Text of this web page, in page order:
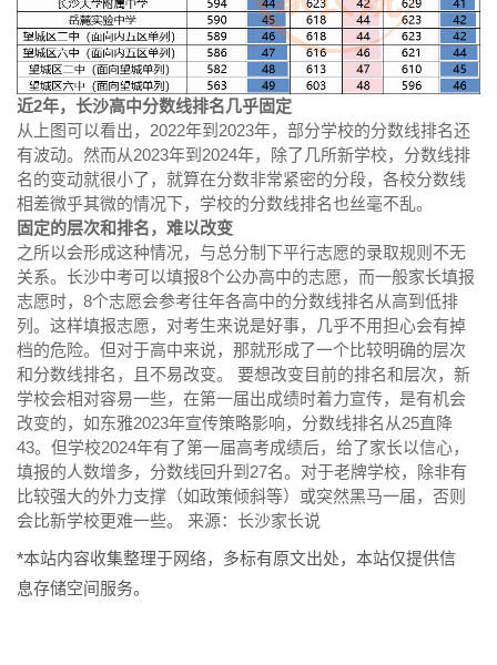
近2年，长沙高中分数线排名几乎固定
从上图可以看出，2022年到2023年，部分学校的分数线排名还
有波动。然而从2023年到2024年，除了几所新学校，分数线排
名的变动就很小了，就算在分数非常紧密的分段，各校分数线
相差微乎其微的情况下，学校的分数线排名也丝毫不乱。
固定的层次和排名，难以改变
之所以会形成这种情况，与总分制下平行志愿的录取规则不无
关系。长沙中考可以填报8个公办高中的志愿，而一般家长填报
志愿时，8个志愿会参考往年各高中的分数线排名从高到低排
列。这样填报志愿，对考生来说是好事，几乎不用担心会有掉
档的危险。但对于高中来说，那就形成了一个比较明确的层次
和分数线排名，且不易改变。 要想改变目前的排名和层次，新
学校会相对容易一些，在第一届出成绩时着力宣传，是有机会
改变的，如东雅2023年宣传策略影响，分数线排名从25直降
43。但学校2024年有了第一届高考成绩后，给了家长以信心，
填报的人数增多，分数线回升到27名。对于老牌学校，除非有
比较强大的外力支撑（如政策倾斜等）或突然黑马一届，否则
会比新学校更难一些。 来源：长沙家长说
*本站内容收集整理于网络，多标有原文出处，本站仅提供信
息存储空间服务。